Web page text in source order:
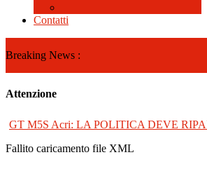
Contatti
Breaking News :
GT M5S Acri: LA POLITICA DEVE
Attenzione
Fallito caricamento file XML